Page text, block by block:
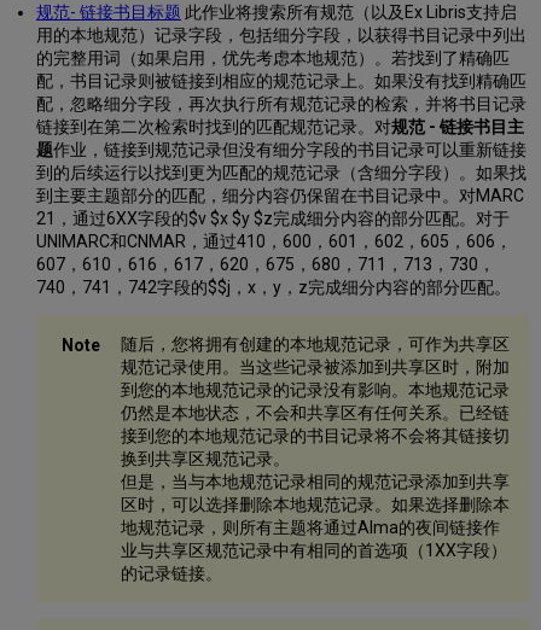
F3
编
辑
书
目
记
录
书
目
记
录
的
主
选
项
卡
751
字
段
查
看
责
任
者
规范- 链接书目标题 此作业将搜索所有规范（以及Ex Libris支持启
用的本地规范）记录字段，包括细分字段，以获得书目记录中列出
的完整用词（如果启用，优先考虑本地规范）。若找到了精确匹
配，书目记录则被链接到相应的规范记录上。 如果没有找到精确匹
配，忽略细分字段，再次执行所有规范记录的检索，并将书目记录
链接到在第二次检索时找到的匹配规范记录。对规范 - 链接书目主
题作业，链接到规范记录但没有细分字段的书目记录可以重新链接
到的后续运行以找到更为匹配的规范记录（含细分字段）。如果找
到主要主题部分的匹配，细分内容仍保留在书目记录中。对MARC
21，通过6XX字段的$v $x $y $z完成细分内容的部分匹配。对于
UNIMARC和CNMAR，通过410，600，601，602，605，606，
607，610，616，617，620，675，680，711，713，730，
740，741，742字段的$$j，x，y，z完成细分内容的部分匹配。
随后，您将拥有创建的本地规范记录，可作为共享区
规范记录使用。当这些记录被添加到共享区时，附加
到您的本地规范记录的记录没有影响。本地规范记录
仍然是本地状态，不会和共享区有任何关系。已经链
接到您的本地规范记录的书目记录将不会将其链接切
换到共享区规范记录。
但是，当与本地规范记录相同的规范记录添加到共享
区时，可以选择删除本地规范记录。如果选择删除本
地规范记录，则所有主题将通过Alma的夜间链接作
业与共享区规范记录中有相同的首选项（1XX字段）
的记录链接。